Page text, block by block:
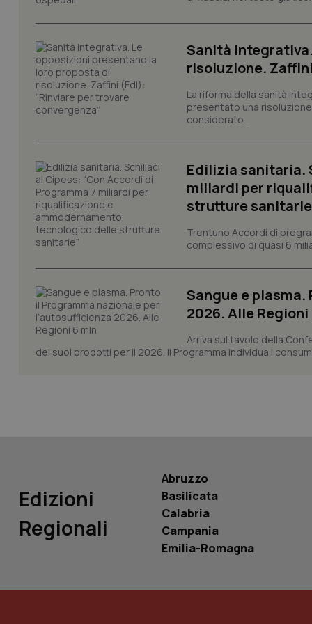
Sanità
risoluzione.
La riforma della sanità
presentato una
considerato...
Edilizia sanitaria.
miliardi per
strutture
Trentuno Accordi di
complessivo di quasi 6
Sangue e
2026. Alle Regioni
Arriva sul tavolo della
dei suoi prodotti per il 2026. Il Programma individua i
Edizioni
Regionali
Abruzzo
Basilicata
Calabria
Campania
Emilia-Romagna
e l'accesso alle aree
Nome
tracking-sites-
tracking-enable
tracking-sites-
session-id
_ga_0VMQEQKQ1N